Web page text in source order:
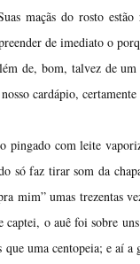
maçãs do rosto
de imediato o
de, bom, talvez de um
cardápio,
pingado com leite
só faz tirar som da
mim” umas trezentas
o auê foi sobre
uma centopeia; e aí